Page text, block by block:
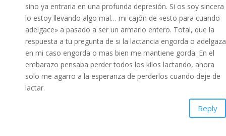
sino ya entraria en una profunda depresión. Si os soy sincera
lo estoy llevando algo mal… mi cajón de «esto para cuando
adelgace» a pasado a ser un armario entero. Total, que la
respuesta a tu pregunta de si la lactancia engorda o adelgaza
en mi caso engorda o mas bien me mantiene gorda. En el
embarazo pensaba perder todos los kilos lactando, ahora
solo me agarro a la esperanza de perderlos cuando deje de
lactar.
Reply